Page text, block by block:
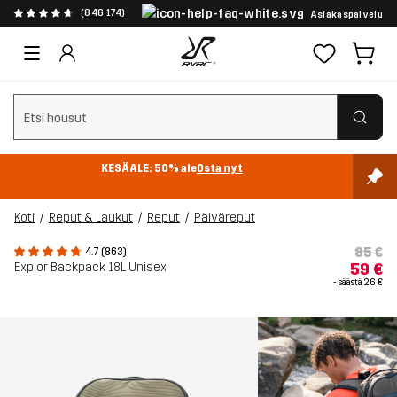
(846 174) Asiakaspalvelu
Tyhjennä haku
KESÄALE: 50% aleOsta nyt
Koti Reput & Laukut Reput Päiväreput
4.7 (863)
Explor Backpack 18L Unisex
85 €
59 €
- säästä 26 €